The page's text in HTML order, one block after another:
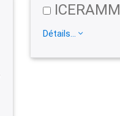
ICERAMM
Détails...